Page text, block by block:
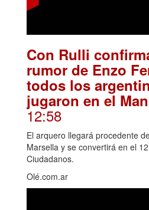
Con Rulli
rumor de Enzo
todos los
jugaron en el
12:58
El arquero llegará procedente
Marsella y se convertirá en el
Ciudadanos.
Olé.com.ar